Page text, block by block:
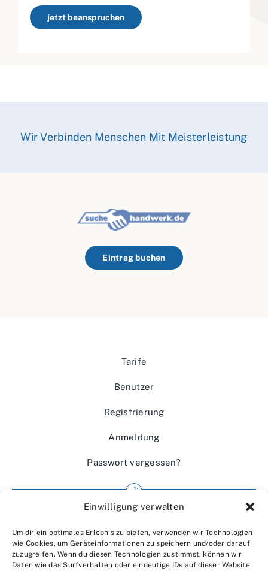
Einwilligung verwalten
Um dir ein optimales Erlebnis zu bieten, verwenden wir Technologien
wie Cookies, um Geräteinformationen zu speichern und/oder darauf
zuzugreifen. Wenn du diesen Technologien zustimmst, können wir
Daten wie das Surfverhalten oder eindeutige IDs auf dieser Website
jetzt beanspruchen
Wir Verbinden Menschen Mit Meisterleistung
Eintrag buchen
Tarife
Benutzer
Registrierung
Anmeldung
Passwort vergessen?
Wir über uns
Kontakt